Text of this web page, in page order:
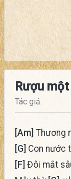
Rượu
Tác giả:
[Am] Thương
[G] Con nước
[F] Đôi mắt